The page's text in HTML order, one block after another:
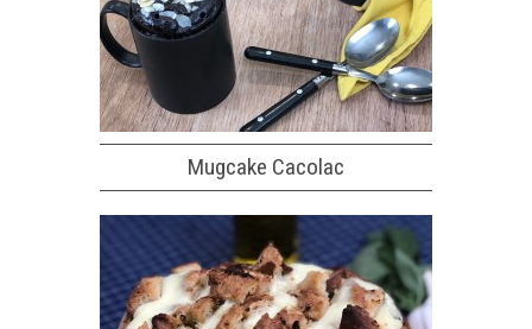
Mugcake Cacolac